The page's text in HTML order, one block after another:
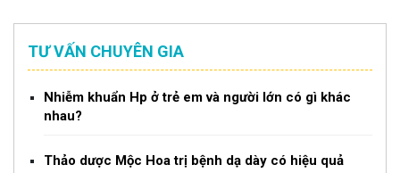
TƯ VẤN CHUYÊN GIA
Nhiễm khuẩn Hp ở trẻ em và người lớn có gì khác
nhau?
Thảo dược Mộc Hoa trị bệnh dạ dày có hiệu quả